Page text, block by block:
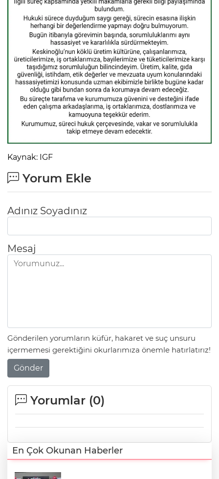
Kaynak: IGF
Yorum Ekle
Adınız Soyadınız
Mesaj
Gönderilen yorumların küfür, hakaret ve suç unsuru
içermemesi gerektiğini okurlarımıza önemle hatırlatırız!
Gönder
Yorumlar (0)
En Çok Okunan Haberler